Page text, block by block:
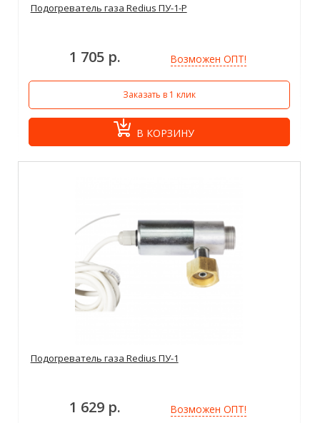
Подогреватель газа Redius ПУ-1-Р
1 705 р. Возможен ОПТ!
Заказать в 1 клик
В КОРЗИНУ
Подогреватель газа Redius ПУ-1
1 629 р. Возможен ОПТ!